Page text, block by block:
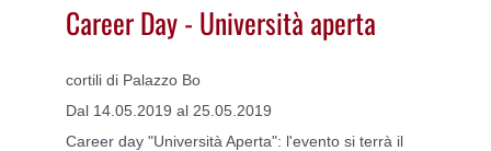
Career Day - Università aperta
cortili di Palazzo Bo
Dal 14.05.2019 al 25.05.2019
Career day "Università Aperta": l'evento si terrà il